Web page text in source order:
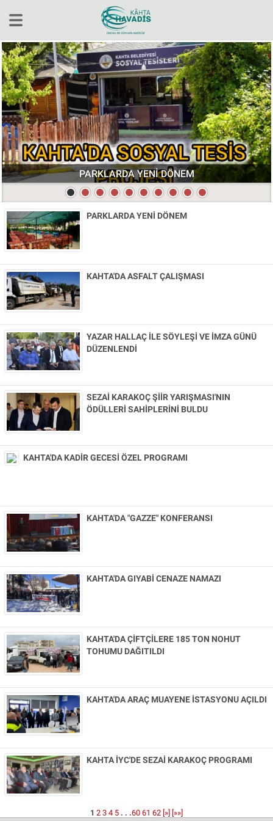
Yerel
Gündem
Köşe Yazıları
Ekonomi
Sağlık
Kültür&Sanat
Spor
Bölge Haberleri
Hakkımızda
Künye
İletişim
PARKLARDA YENİ DÖNEM
PARKLARDA YENİ DÖNEM
KAHTA'DA ASFALT ÇALIŞMASI
YAZAR HALLAÇ İLE SÖYLEŞİ VE İMZA GÜNÜ
DÜZENLENDİ
SEZAİ KARAKOÇ ŞİİR YARIŞMASI'NIN
ÖDÜLLERİ SAHİPLERİNİ BULDU
KAHTA'DA KADİR GECESİ ÖZEL PROGRAMI
KAHTA'DA "GAZZE" KONFERANSI
KAHTA'DA GIYABİ CENAZE NAMAZI
KAHTA'DA ÇİFTÇİLERE 185 TON NOHUT
TOHUMU DAĞITILDI
KAHTA'DA ARAÇ MUAYENE İSTASYONU AÇILDI
KAHTA İYC'DE SEZAİ KARAKOÇ PROGRAMI
1 2 3 4 5 . . .60 61 62 [»] [»»]